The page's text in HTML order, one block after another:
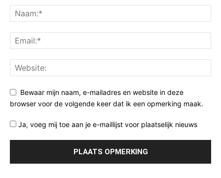
Bewaar mijn naam, e-mailadres en website in deze
browser voor de volgende keer dat ik een opmerking maak.
Ja, voeg mij toe aan je e-maillijst voor plaatselijk nieuws